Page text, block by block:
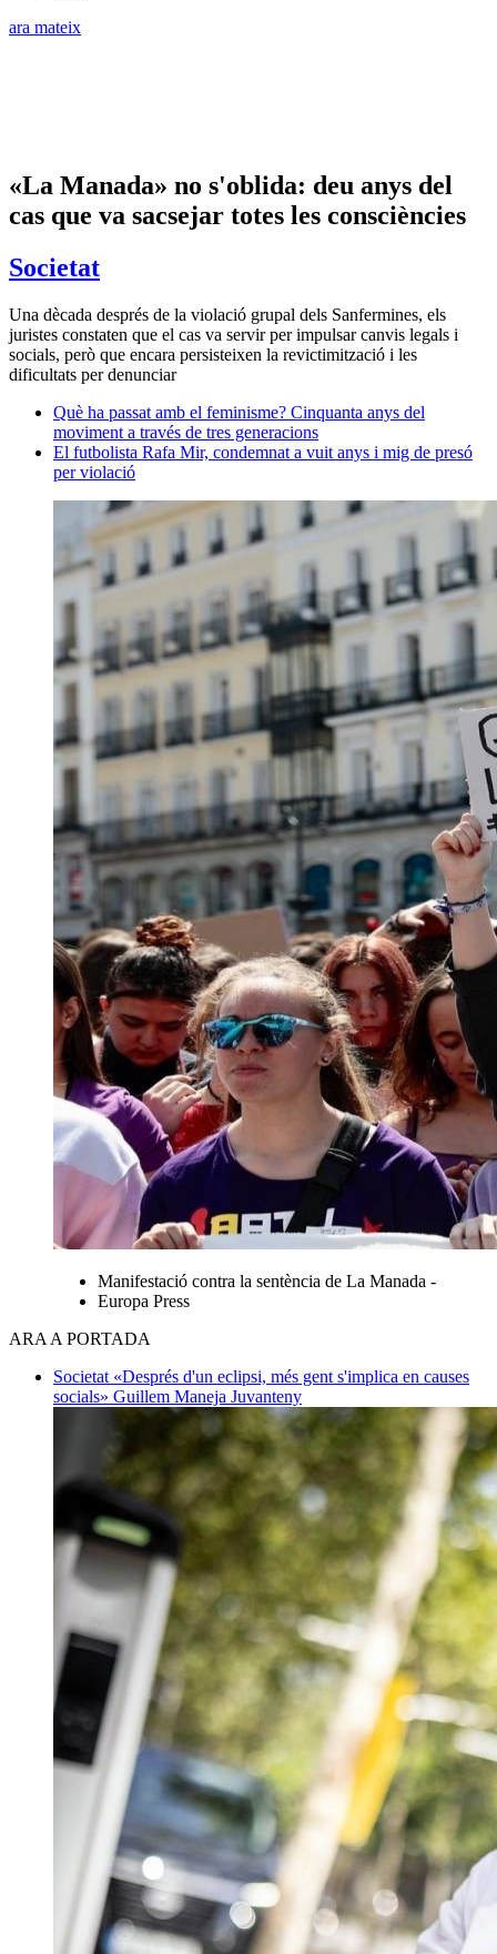
ara mateix
«La Manada» no s'oblida: deu anys del
cas que va sacsejar totes les consciències
Societat
Una dècada després de la violació grupal dels Sanfermines, els
juristes constaten que el cas va servir per impulsar canvis legals i
socials, però que encara persisteixen la revictimització i les
dificultats per denunciar
Què ha passat amb el feminisme? Cinquanta anys del
moviment a través de tres generacions
El futbolista Rafa Mir, condemnat a vuit anys i mig de presó
per violació
Manifestació contra la sentència de La Manada -
Europa Press
ARA A PORTADA
Societat «Després d'un eclipsi, més gent s'implica en causes
socials» Guillem Maneja Juvanteny